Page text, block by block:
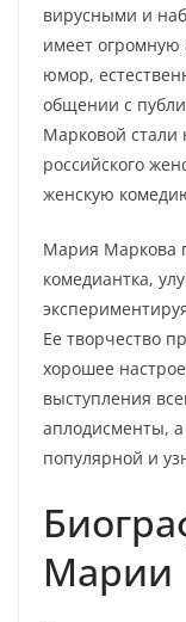
вирусными и
имеет
юмор,
общении с
Марковой стали
российского
женскую
Мария Маркова
комедиантка,
Ее творчество
хорошее
выступления
аплодисменты, а
популярной и
Марии